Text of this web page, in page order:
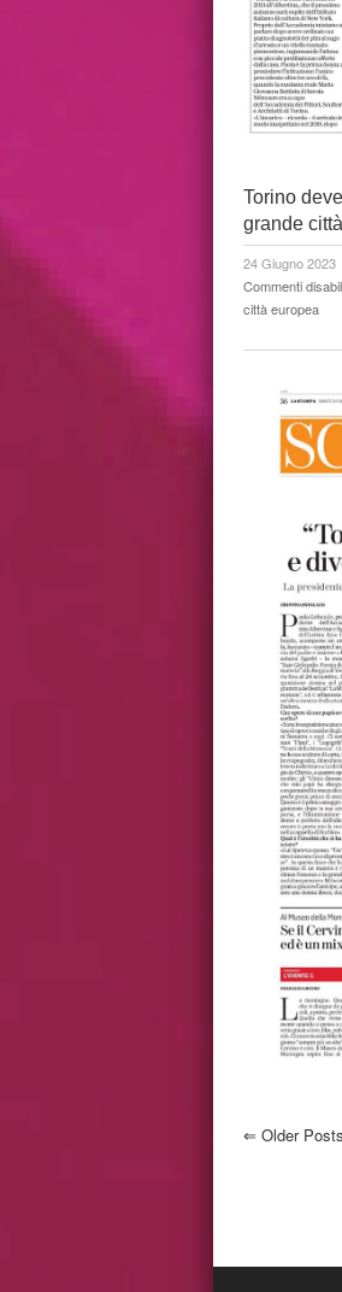
Torino
grande
24 Giugno 2023
Commenti
città europea
⇐ Older Posts